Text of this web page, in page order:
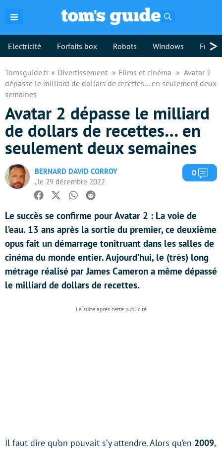
Electricité Forfaits box Robots Windows >
Tomsguide.fr Divertissement Films et cinéma
Avatar 2
dépasse le milliard de dollars de recettes… en seulement deux
semaines
Avatar 2 dépasse le milliard
de dollars de recettes… en
seulement deux semaines
BERNARD DAVID CORROY
, le 29 décembre 2022
0
Facebook
TwitterWhatsapp
Reddit
Le succès se confirme pour Avatar 2 : La voie de
l’eau. 13 ans après la sortie du premier, ce deuxième
opus fait un démarrage tonitruant dans les salles de
cinéma du monde entier. Aujourd’hui, le (très) long
métrage réalisé par James Cameron a même dépassé
le milliard de dollars de recettes.
Il faut dire qu’on pouvait s’y attendre. Alors qu’en 2009,